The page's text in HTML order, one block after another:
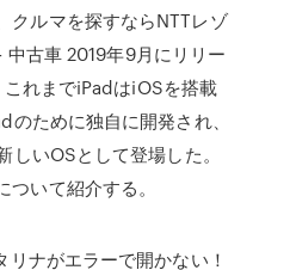
クルマを探すならNTTレゾ
古車 2019年9月にリリー
れまでiPadはiOSを搭載
のために独自に開発され、
しいOSとして登場した。
いて紹介する。
ナがエラーで開かない！